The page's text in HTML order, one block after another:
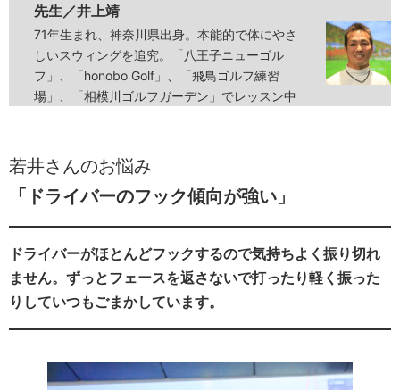
先生／井上靖
71年生まれ、神奈川県出身。本能的で体にやさ
しいスウィングを追究。「八王子ニューゴル
フ」、「honobo Golf」、「飛鳥ゴルフ練習
場」、「相模川ゴルフガーデン」でレッスン中
若井さんのお悩み
「ドライバーのフック傾向が強い」
ドライバーがほとんどフックするので気持ちよく振り切れ
ません。ずっとフェースを返さないで打ったり軽く振った
りしていつもごまかしています。